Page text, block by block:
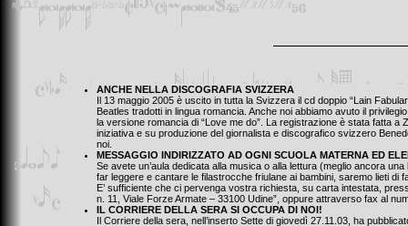
ANCHE NELLA DISCOGRAFIA SVIZZERA
Il 13 maggio 2005 è uscito in tutta la Svizzera il cd doppio “Lain
Beatles tradotti in lingua romancia. Anche noi abbiamo avuto il
la versione romancia di “Love me do”. La registrazione è stata fatta
iniziativa e su produzione del giornalista e discografico svizzero
noi.
MESSAGGIO INDIRIZZATO AD OGNI SCUOLA MATERNA ED
Se avete un’aula dedicata alla musica o alla lettura (meglio ancora
far leggere e cantare le filastrocche friulane ai bambini, saremo lieti di
E’ sufficiente che ci pervenga vostra richiesta, su carta intestata,
n. 11, Viale Forze Armate – 33100 Udine”, oppure attraverso fax al
IL CORRIERE DELLA SERA SI OCCUPA DI NOI!
Il Corriere della sera, nell’inserto Sette di giovedì 27.11.03, ha